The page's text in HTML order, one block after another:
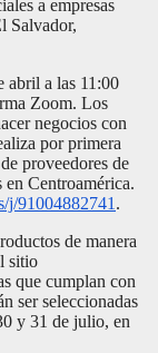
a empresas
Salvador,
abril a las 11:00
Zoom. Los
negocios con
por primera
proveedores de
Centroamérica.
j/91004882741.
de manera
sitio
que cumplan con
ser seleccionadas
y 31 de julio, en